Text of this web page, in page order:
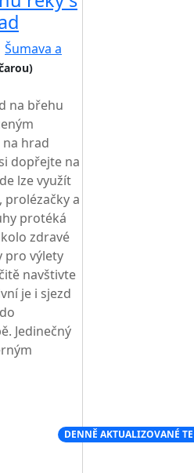
Šumava a
na břehu
hrad
dopřejte na
lze využít
a
protéká
zdravé
pro výlety
navštivte
je i sjezd
Jedinečný
DENNĚ AKTUALIZOVANÉ